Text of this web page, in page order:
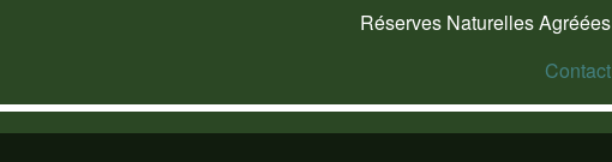
Réserves Naturelles Agréées
Contact